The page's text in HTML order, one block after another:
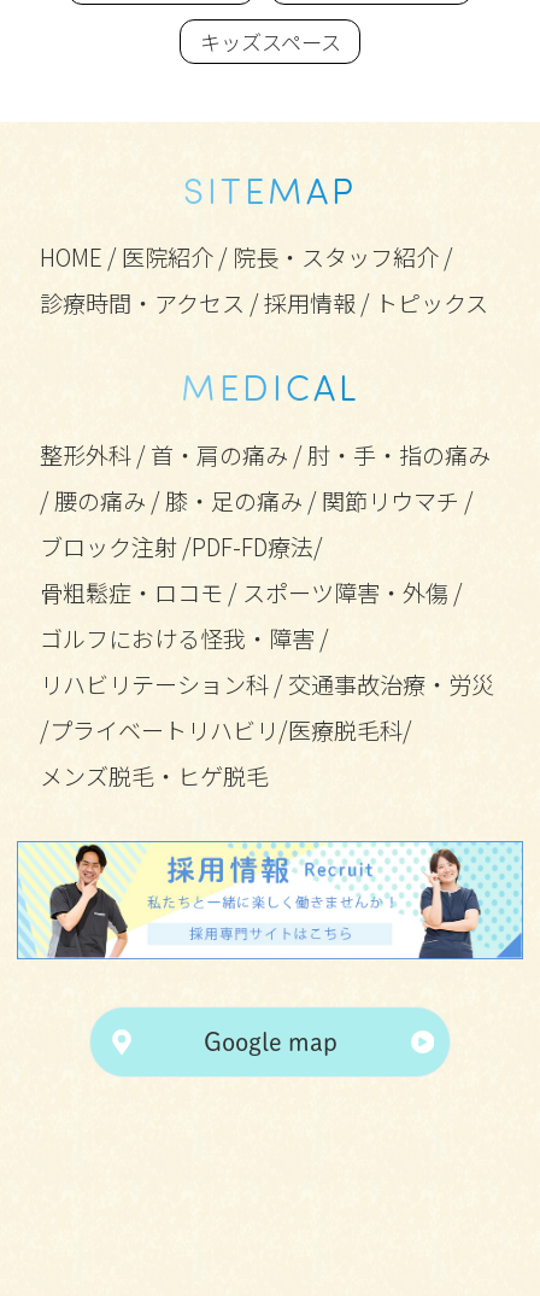
キッズスペース
SITEMAP
HOME /医院紹介/ 院長・スタッフ紹介/
診療時間・アクセス /採用情報 / トピックス
MEDICAL
整形外科/首・肩の痛み /肘・手・指の痛み
/腰の痛み /膝・足の痛み /関節リウマチ /
ブロック注射/PDF-FD療法/
骨粗鬆症・ロコモ / スポーツ障害・外傷 /
ゴルフにおける怪我・障害 /
リハビリテーション科/交通事故治療・労災
/プライベートリハビリ/医療脱毛科/
メンズ脱毛・ヒゲ脱毛
Google map